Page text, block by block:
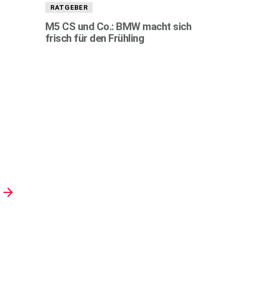
RATGEBER
M5 CS und Co.: BMW macht sich
frisch für den Frühling